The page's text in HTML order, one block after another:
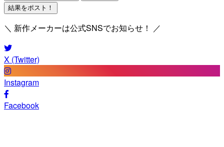
結果をポスト！
＼ 新作メーカーは公式SNSでお知らせ！ ／
X (Twitter)
Instagram
Facebook